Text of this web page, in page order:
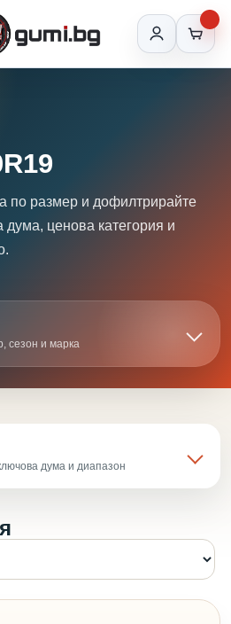
по размер и дофилтрирайте
дума, ценова категория и
сезон и марка
дума и диапазон